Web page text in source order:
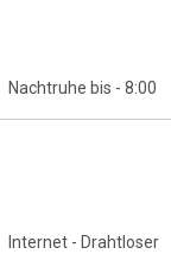
Nachtruhe bis - 8:00
Internet - Drahtloser